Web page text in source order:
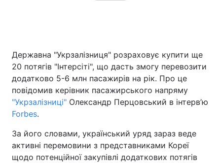
Державна "Укрзалізниця" розраховує купити ще
20 потягів "Інтерсіті", що дасть змогу перевозити
додатково 5-6 млн пасажирів на рік. Про це
повідомив керівник пасажирського напряму
"Укрзалізниці" Олександр Перцовський в інтерв’ю
Forbes.
За його словами, український уряд зараз веде
активні перемовини з представниками Кореї
щодо потенційної закупівлі додаткових потягів